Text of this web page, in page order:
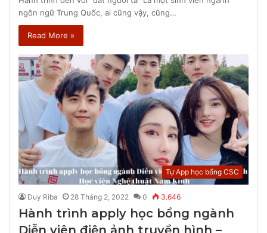
ngôn ngữ Trung Quốc, ai cũng vậy, cũng…
Read More »
Tự App học bổng CSC
Duy Riba 28 Tháng 2, 2022 0 3.646
Hành trình apply học bổng ngành
Diễn viên điện ảnh truyền hình –